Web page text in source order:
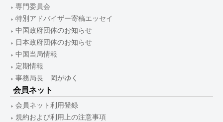
専門委員会
特別アドバイザー寄稿エッセイ
中国政府団体のお知らせ
日本政府団体のお知らせ
中国当局情報
定期情報
事務局長 岡がゆく
会員ネット
会員ネット利用登録
規約および利用上の注意事項